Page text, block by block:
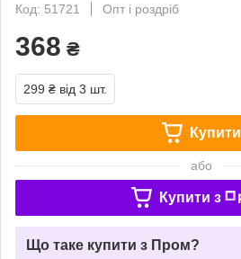
Код: 51721
Опт і роздріб
368 ₴
299 ₴ від 3 шт.
Купити
або
Купити з
Що таке купити з Пром?